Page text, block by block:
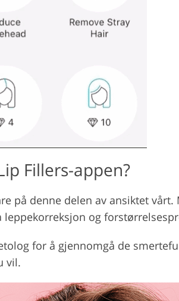
Fillers-appen?
på denne delen av ansiktet vårt.
og
for å gjennomgå de
vil.